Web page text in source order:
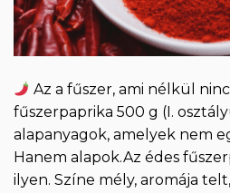
Az a fűszer, ami nélkül
fűszerpaprika 500 g (I.
alapanyagok, amelyek nem
Hanem alapok.Az édes
ilyen. Színe mély, aromája